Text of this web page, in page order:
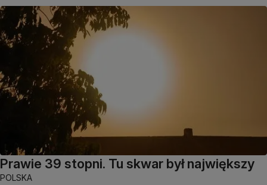
Prawie 39 stopni. Tu skwar był największy
POLSKA